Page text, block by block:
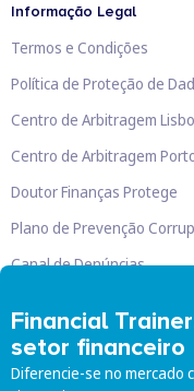
Financial
setor financeiro
Diferencie-se no mercado
Informação Legal
Termos e Condições
Política de Proteção de
Centro de Arbitragem
Centro de Arbitragem
Doutor Finanças Protege
Plano de Prevenção
Canal de Denúncias